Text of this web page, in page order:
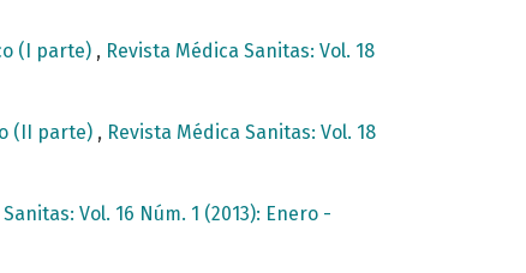
(I parte) , Revista Médica Sanitas: Vol. 18
(II parte) , Revista Médica Sanitas: Vol. 18
Vol. 16 Núm. 1 (2013): Enero -